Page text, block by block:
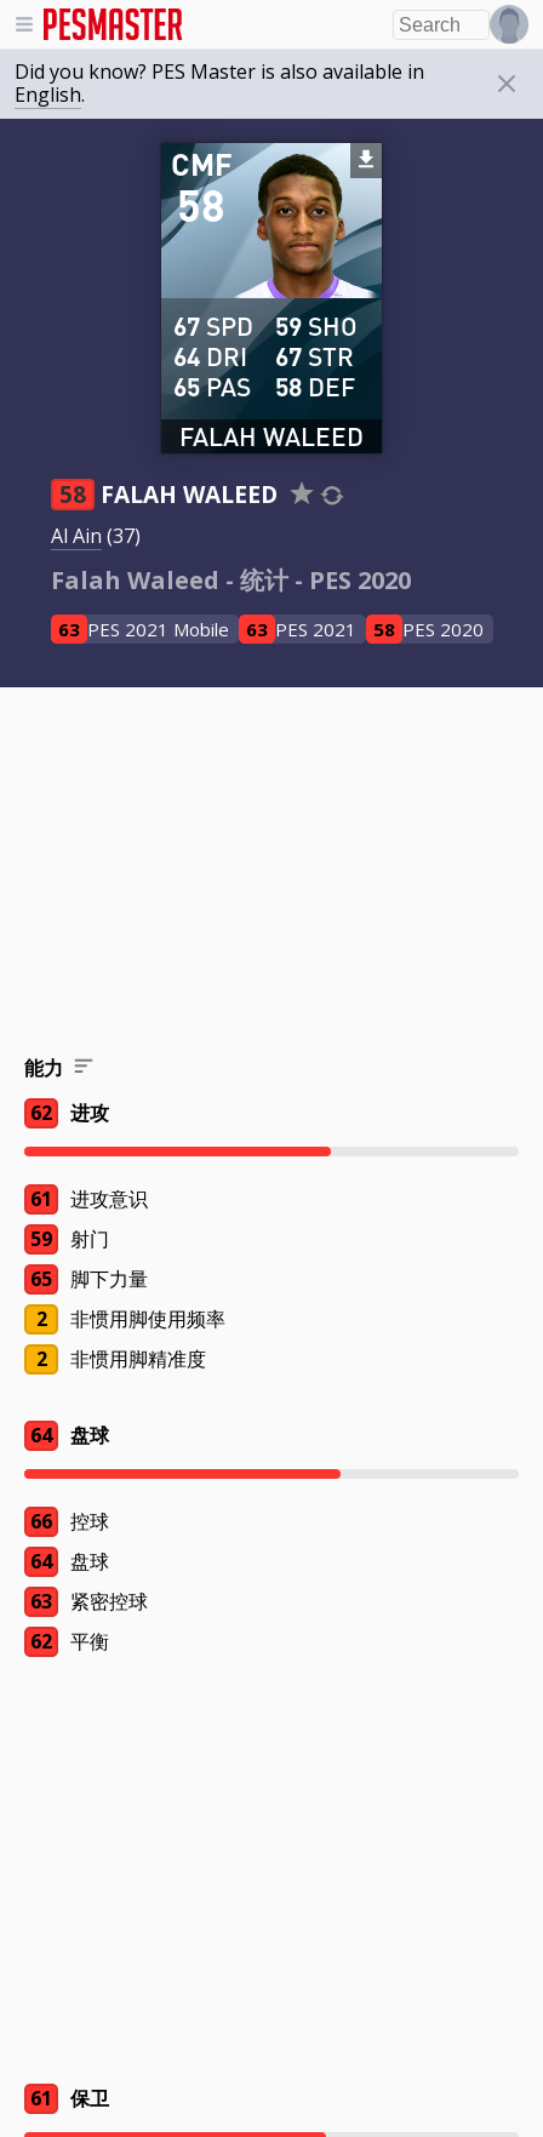
Did you know? PES Master is also available in
English.
58
CMF
FALAH WALEED
67 SPD
64 DRI
65PAS
59 SHO
67 STR
58 DEF
58 FALAH WALEED
Al Ain (37)
Falah Waleed - 统计 - PES 2020
63 PES 2021 Mobile 63 PES 2021 58 PES 2020
能力
62
进攻
61
进攻意识
59
射门
65
脚下力量
2
非惯用脚使用频率
2
非惯用脚精准度
64 盘球
66
控球
64
盘球
63
紧密控球
62
平衡
61 保卫